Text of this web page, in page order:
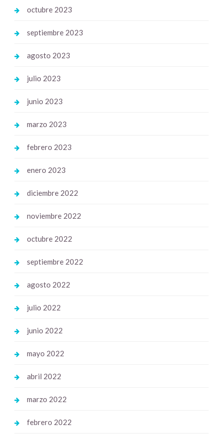
octubre 2023
septiembre 2023
agosto 2023
julio 2023
junio 2023
marzo 2023
febrero 2023
enero 2023
diciembre 2022
noviembre 2022
octubre 2022
septiembre 2022
agosto 2022
julio 2022
junio 2022
mayo 2022
abril 2022
marzo 2022
febrero 2022